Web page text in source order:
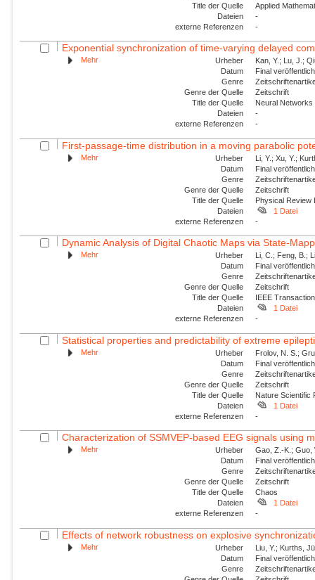
Title der Quelle
Applied
Dateien
-
externe Referenzen
-
Exponential synchronization of time-varying delayed
Mehr Urheber
Kan, Y.; Lu, J.;
Datum
Final
Genre
Genre der Quelle
Zeitschrift
Title der Quelle
Neural Networks
Dateien
-
externe Referenzen
-
First-passage-time distribution in a moving parabolic
Mehr Urheber
Li, Y.; Xu, Y.;
Datum
Final
Genre
Genre der Quelle
Zeitschrift
Title der Quelle
Physical Review
Dateien
1 Datei
externe Referenzen
-
Dynamic Analysis of Digital Chaotic Maps via State-
Mehr Urheber
Li, C.; Feng, B.;
Datum
Final
Genre
Genre der Quelle
Zeitschrift
Title der Quelle
IEEE
Dateien
1 Datei
externe Referenzen
-
Statistical properties and predictability of extreme
Mehr Urheber
Frolov, N. S.;
Datum
Final
Genre
Genre der Quelle
Zeitschrift
Title der Quelle
Nature Scientific
Dateien
1 Datei
externe Referenzen
-
Characterization of SSMVEP-based EEG signals using
Mehr Urheber
Gao, Z.-K.; Guo,
Datum
Final
Genre
Genre der Quelle
Zeitschrift
Title der Quelle
Chaos
Dateien
1 Datei
externe Referenzen
-
Effects of network robustness on explosive
Mehr Urheber
Liu, Y.; Kurths,
Datum
Final
Genre